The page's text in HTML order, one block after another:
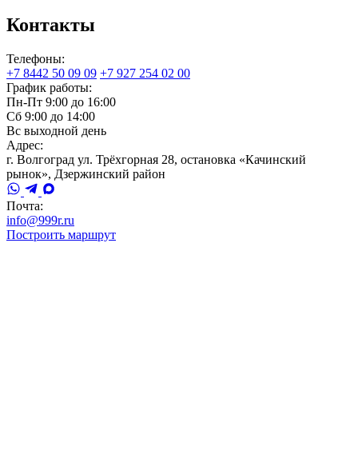
Контакты
Телефоны:
+7 8442 50 09 09 +7 927 254 02 00
График работы:
Пн-Пт 9:00 до 16:00
Сб 9:00 до 14:00
Вс выходной день
Адрес:
г. Волгоград ул. Трёхгорная 28, остановка «Качинский
рынок», Дзержинский район
Почта:
info@999r.ru
Построить маршрут